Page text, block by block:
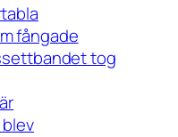
fångade
tog